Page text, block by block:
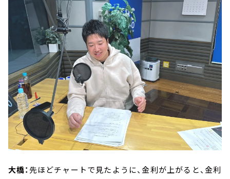
大橋： 先ほどチャートで見たように、金利が上がると、金利